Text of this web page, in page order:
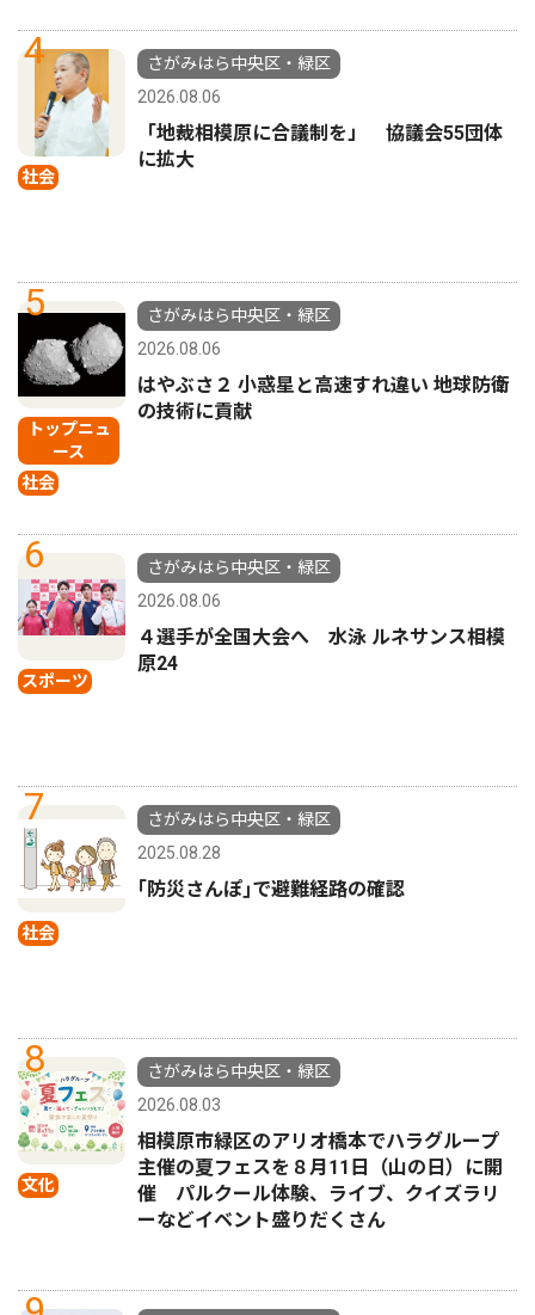
4
社会
さがみはら中央区・緑区
2026.08.06
「地裁相模原に合議制を」 協議会55団体
に拡大
5
トップニュ
ース
社会
さがみはら中央区・緑区
2026.08.06
はやぶさ２ 小惑星と高速すれ違い 地球防衛
の技術に貢献
6
スポーツ
さがみはら中央区・緑区
2026.08.06
４選手が全国大会へ 水泳 ルネサンス相模
原24
7
社会
さがみはら中央区・緑区
2025.08.28
｢防災さんぽ｣で避難経路の確認
8
文化
さがみはら中央区・緑区
2026.08.03
相模原市緑区のアリオ橋本でハラグループ
主催の夏フェスを８月11日（山の日）に開
催 パルクール体験、ライブ、クイズラリ
ーなどイベント盛りだくさん